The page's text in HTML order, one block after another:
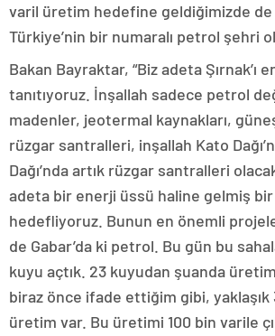
varil üretim hedefine geldiğimizde de
Türkiye’nin bir numaralı petrol şehri
Bakan Bayraktar, “Biz adeta Şırnak’ı
tanıtıyoruz. İnşallah sadece petrol
madenler, jeotermal kaynakları,
rüzgar santralleri, inşallah Kato
Dağı’nda artık rüzgar santralleri
adeta bir enerji üssü haline gelmiş bir
hedefliyoruz. Bunun en önemli
de Gabar’da ki petrol. Bu gün bu
kuyu açtık. 23 kuyudan şuanda
biraz önce ifade ettiğim gibi,
üretim var. Bu üretimi 100 bin varile